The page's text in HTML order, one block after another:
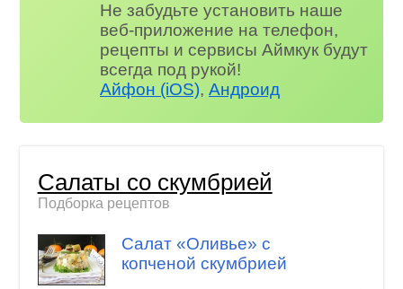
Не забудьте установить наше
веб-приложение на телефон,
рецепты и сервисы Аймкук будут
всегда под рукой!
Айфон (iOS),Андроид
Салаты со скумбрией
Подборка рецептов
Салат «Оливье» с
копченой скумбрией